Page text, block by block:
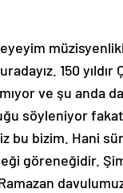
150 yıldır
ve şu anda
söyleniyor
bu bizim. Hani
göreneğidir.
davulumuz